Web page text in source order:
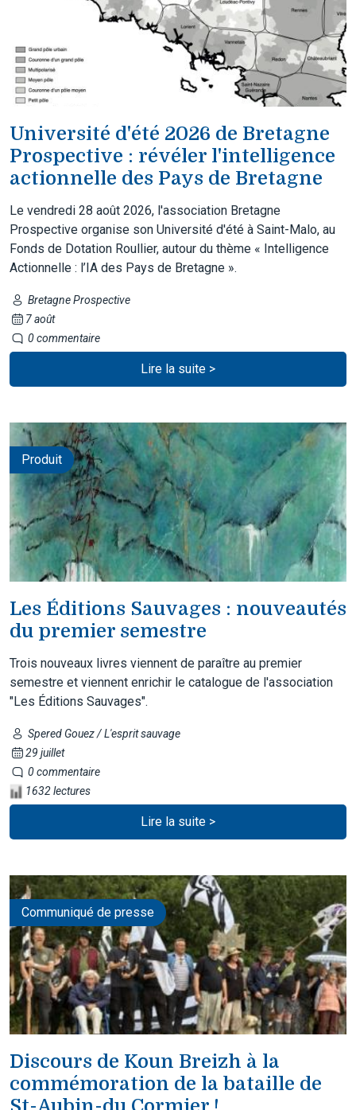
Université d'été 2026 de Bretagne
Prospective : révéler l'intelligence
actionnelle des Pays de Bretagne
Le vendredi 28 août 2026, l'association Bretagne
Prospective organise son Université d'été à Saint-Malo, au
Fonds de Dotation Roullier, autour du thème « Intelligence
Actionnelle : l’IA des Pays de Bretagne ».
Bretagne Prospective
7 août
0 commentaire
Lire la suite >
Produit
Les Éditions Sauvages : nouveautés
du premier semestre
Trois nouveaux livres viennent de paraître au premier
semestre et viennent enrichir le catalogue de l'association
"Les Éditions Sauvages".
Spered Gouez / L'esprit sauvage
29 juillet
0 commentaire
1632 lectures
Lire la suite >
Communiqué de presse
Discours de Koun Breizh à la
commémoration de la bataille de